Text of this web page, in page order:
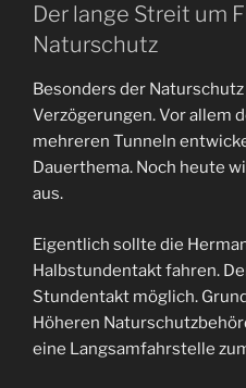
Der lange Streit um
Naturschutz
Besonders der
Verzögerungen. Vor allem
mehreren Tunneln
Dauerthema. Noch heute
aus.
Eigentlich sollte die
Halbstundentakt fahren.
Stundentakt möglich.
Höheren
eine Langsamfahrstelle